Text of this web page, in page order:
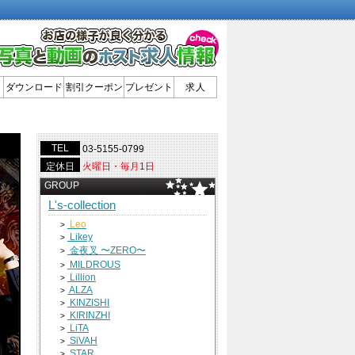
ダウンロード 割引クーポン プレゼント 求人
TEL
03-5155-0799
定休日
火曜日・毎月1日
GROUP
L's-collection
> Leo
> Likey
> 金夜叉 〜ZERO〜
> MILDROUS
> Lillion
> ALZA
> KINZISHI
> KIRINZHI
> LiTA
> SiVAH